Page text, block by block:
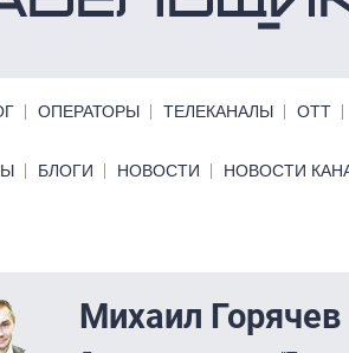
ОПЕРАТОРЫ ТЕЛЕКАНАЛЫ ОТТ
bottom
БЛОГИ НОВОСТИ НОВОСТИ
Михаил Горячев